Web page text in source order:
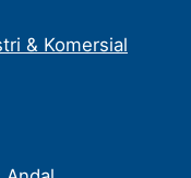
& Komersial